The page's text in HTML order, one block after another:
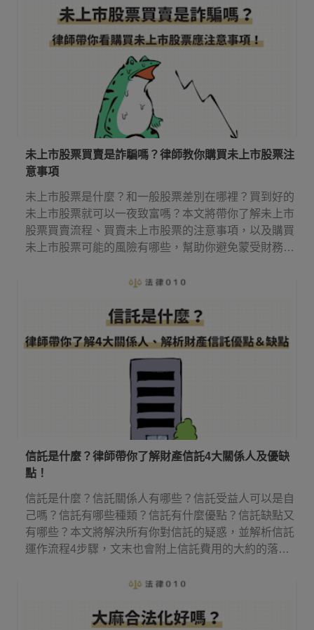
未上市股票買賣是詐騙嗎？律師教你購買未上市股票注
意事項
未上市股票是什麼？和一般股票差別在哪裡？買到好的
未上市股票就可以一夜致富嗎？本文將帶你了解未上市
股票買賣流程、買賣未上市股票的注意事項，以及購買
未上市股票可能的風險有哪些，幫助你避免蒙受財務損
信託是什麼？律師帶你了解財產信託4大關係人及優缺
點！
信託是什麼？信託關係人有哪些？信託受益人可以是自
己嗎？信託有哪些種類？信託有什麼優點？信託缺點又
有哪些？本文將解決所有你對信託的疑惑，並解析信託
運作流程4步驟，文末也會附上信託費用的大約的落